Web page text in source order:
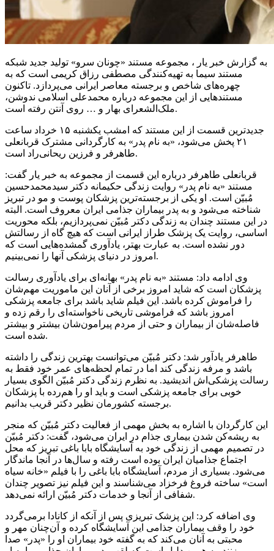
به گزارش خبر یار ، مجموعه مستند «چونان سرو» تولید جدید شبکه
مستند سیما به تهیه‌کنندگی مصطفی رزاق کریمی است که به
چهره‌های شاخص و برجسته معاصر ایرانی می‌پردازد. تاکنون
مستندهایی از این مجموعه درباره محمدعلی اسلامی ندوشن،
ملک‌الشعرای بهار و … روی آنتن رفته است.
جدیدترین قسمت از این مستند که امشب یکشنبه ۱۵ خرداد ساعت
۲۱ پخش می‌شود، «به نام پدر» به کارگردانی مشترک قربانعلی
طاهرفرو فرزین ریحانی‌راد است.
قربانعلی طاهرفر درباره این قسمت از مجموعه به خبر یار گفت:
مستند «به نام پدر» روایت زندگی حکیمانه دکتر سیدمحمدحسین
مُبیّن است. او یکی از برجسته‌ترین پزشکان پوست و مو در تبریز
شناخته می‌شود و به پدر بیماران جذامی ایران معروف است. البته
در این مستند چندان به زندگی دکتر مُبیّن نمی‌پردازیم، بلکه محوریت
اساسی، روایت یک پزشک طراز ایرانی است که هیچ گاه از رسالتش
دور نشده است. به عبارت بهتر، یادآوری گمشده‌هایی است که
امروز در دنیای پزشکی آنها را نمی‌بینیم.
وی ادامه داد: مستند «به نام پدر» بهانه‌ای برای یادآوری رسالت
پزشکان است که شاید امروز برخی از آنان این ماموریت مهم‌شان
را فراموش کرده باشد. این فیلم شاید باشد برای جامعه پزشکی
امروز باشد که فراموشی تاریخی ناخواسته‌ای را رقم زده و
فاصله‌شان از بیماران و حتی از مردم پیرامون‌شان بیشتر و بیشتر
شده است.
طاهرفر یادآور شد: دکتر مُبیّن می‌توانست بهترین زندگی را داشته
باشد و مرفه زندگی کند اما در تمام لحظه‌های عمر خود فقط به
رسالت پزشکی‌اش اندیشید. به نظرم زندگی دکتر مُبیّن الگوی بسیار
خوبی برای جامعه پزشکی است و باید او را هم‌رده با پزشکان
برجسته کشورمان نظیر دکتر قریب بدانیم.
این کارگردان با اشاره به بخش مهمی از فعالیت دکتر مُبیّن که منجر
به ریشه‌کن شدن بیماری جذام در ایران می‌شود، گفت: دکتر مُبیّن
در تصمیم مهمی از زندگی خود به آسایشگاه بابا باغی تبریز که محل
اجتماع جذامیان ایران بوده است رفته و سال‌ها در آنجا ماندگار
می‌شود. بسیاری از مردم، آسایشگاه بابا باغی را با فیلم «خانه سیاه
است» ساخته فروغ فرخزاد می‌شناسند و این فیلم نیز تصویر چندان
شفافی از آنجا و خدمات دکتر مُبیّن ارائه نمی‌دهد.
وی اضافه کرد: این پزشک تبریزی پس از آنکه از کانادا برمی‌گردد
خود را وقف بیماران جذامی این آسایشگاه کرده و آن‌چنان مهر و
محبتی به آنان می‌کند که به گفته خود بیماران او را «پدر» صدا